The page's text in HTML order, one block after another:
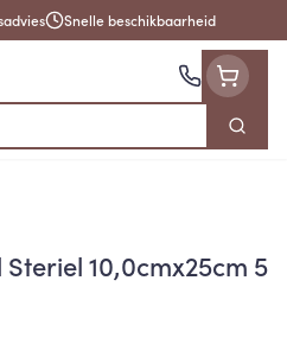
Snelle beschikbaarheid
Zoek
10,0cmx25cm 5